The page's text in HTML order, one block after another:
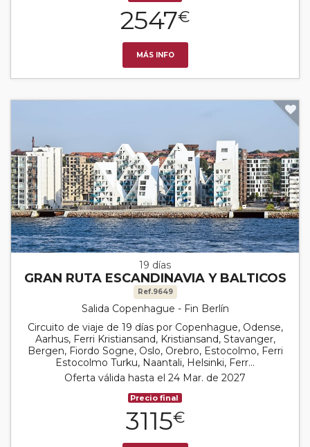
2547€
MÁS INFO
19 días
GRAN RUTA ESCANDINAVIA Y BALTICOS
Ref.9649
Salida Copenhague - Fin Berlín
Circuito de viaje de 19 días por Copenhague, Odense,
Aarhus, Ferri Kristiansand, Kristiansand, Stavanger,
Bergen, Fiordo Sogne, Oslo, Orebro, Estocolmo, Ferri
Estocolmo Turku, Naantali, Helsinki, Ferr...
Oferta válida hasta el 24 Mar. de 2027
Precio final
3115€